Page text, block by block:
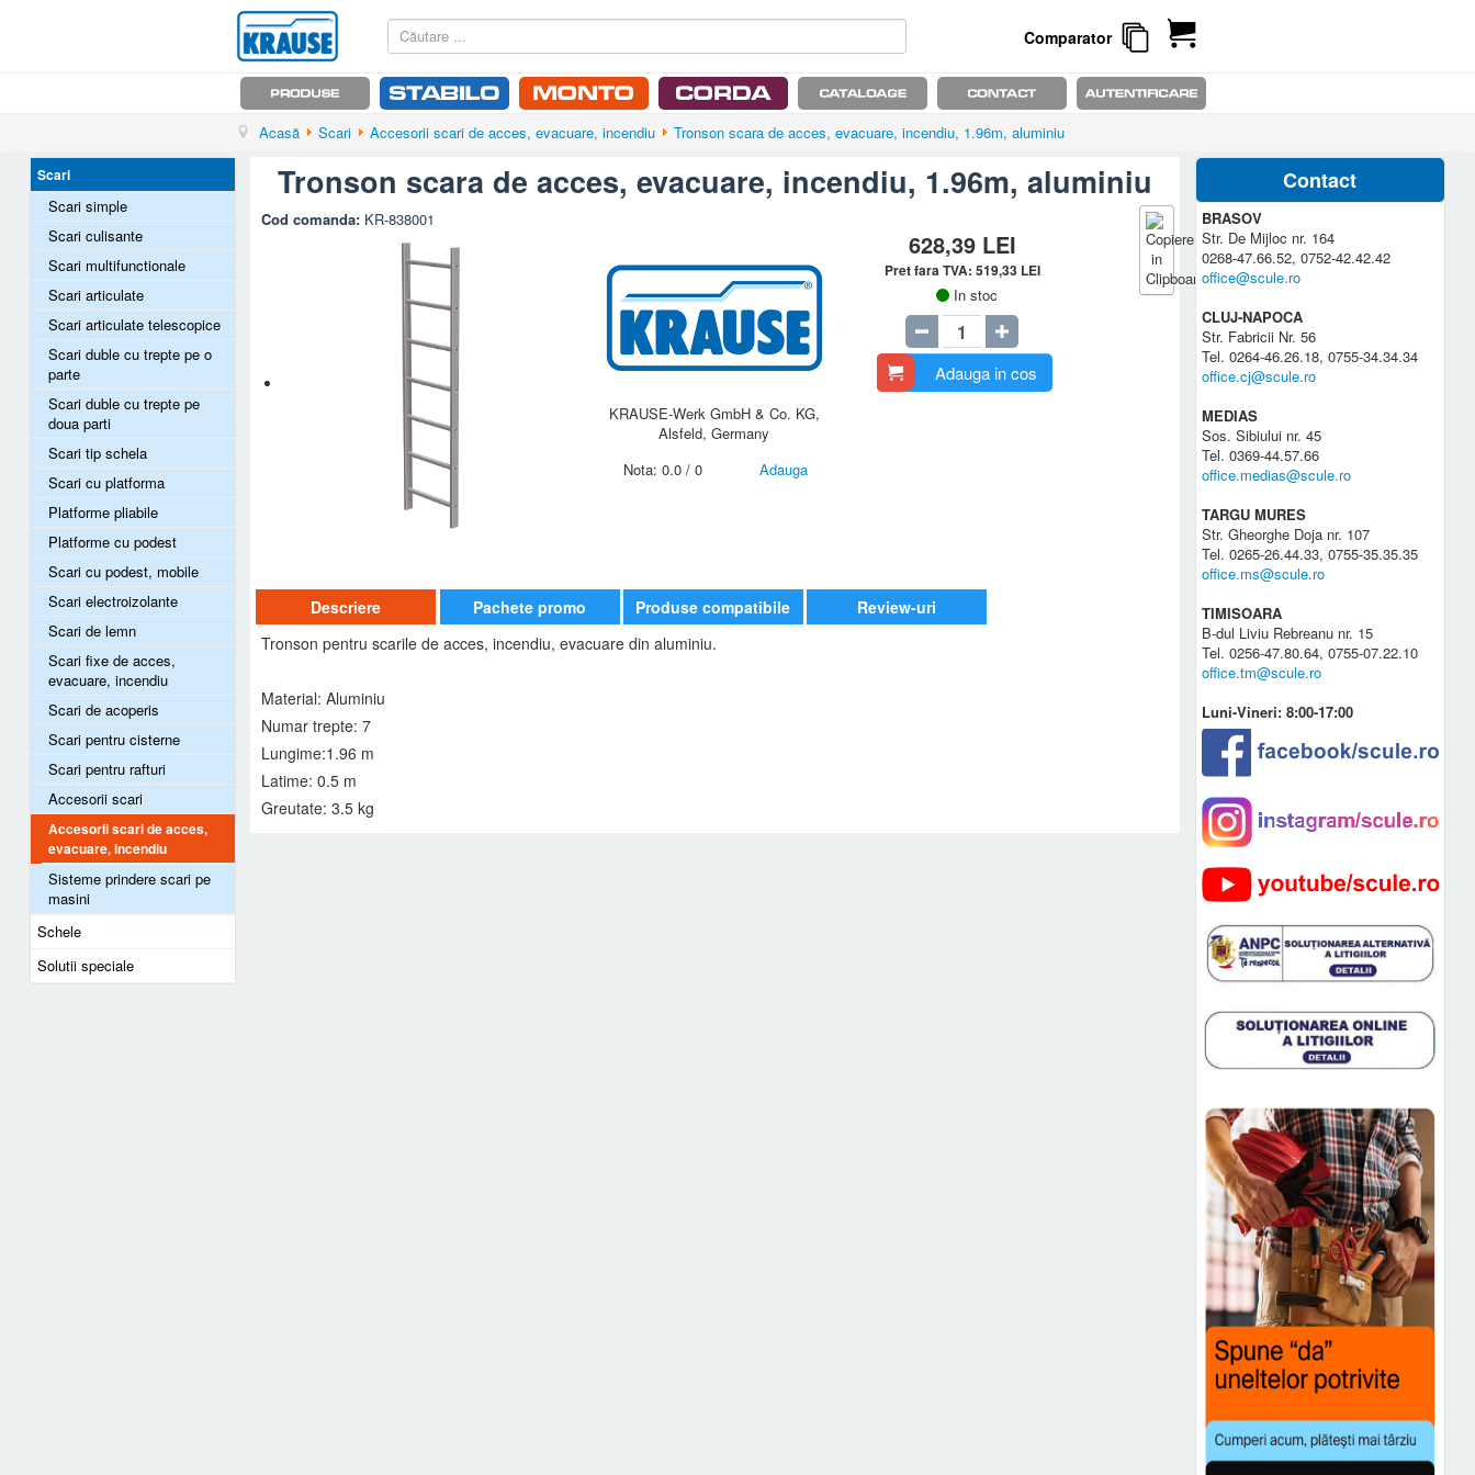
Comparator
Acasă Scari Accesorii scari de acces, evacuare, incendiu Tronson scara de acces, evacuare, incendiu, 1.96m, aluminiu
Scari
Scari simple
Scari culisante
Scari multifunctionale
Scari articulate
Scari articulate telescopice
Scari duble cu trepte pe o
parte
Scari duble cu trepte pe
doua parti
Scari tip schela
Scari cu platforma
Platforme pliabile
Platforme cu podest
Scari cu podest, mobile
Scari electroizolante
Scari de lemn
Scari fixe de acces,
evacuare, incendiu
Scari de acoperis
Scari pentru cisterne
Scari pentru rafturi
Accesorii scari
Accesorii scari de acces,
evacuare, incendiu
Sisteme prindere scari pe
masini
Schele
Solutii speciale
Tronson scara de acces, evacuare, incendiu, 1.96m, aluminiu
Cod comanda: KR-838001
KRAUSE-Werk GmbH & Co. KG,
Alsfeld, Germany
Nota:0.0/ 0 Adauga
628,39 LEI
Pret fara TVA: 519,33 LEI
In stoc
Adauga in cos
Descriere
Tronson pentru scarile de acces, incendiu, evacuare din aluminiu.
Material: Aluminiu
Numar trepte: 7
Lungime:1.96 m
Latime: 0.5 m
Greutate: 3.5 kg
Pachete promo Produse compatibile Review-uri
Contact
BRASOV
Str. De Mijloc nr. 164
0268-47.66.52, 0752-42.42.42
office@scule.ro
CLUJ-NAPOCA
Str. Fabricii Nr. 56
Tel. 0264-46.26.18, 0755-34.34.34
office.cj@scule.ro
MEDIAS
Sos. Sibiului nr. 45
Tel. 0369-44.57.66
office.medias@scule.ro
TARGU MURES
Str. Gheorghe Doja nr. 107
Tel. 0265-26.44.33, 0755-35.35.35
office.ms@scule.ro
TIMISOARA
B-dul Liviu Rebreanu nr. 15
Tel. 0256-47.80.64, 0755-07.22.10
office.tm@scule.ro
Luni-Vineri: 8:00-17:00